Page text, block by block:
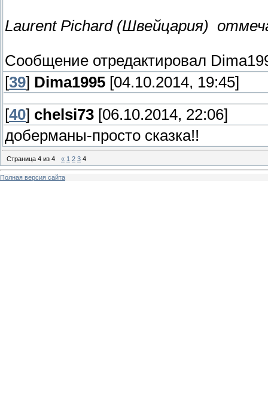
Laurent Pichard (Швейцария)
Сообщение отредактировал
[39] Dima1995 [04.10.2014, 19:45]
[40] chelsi73 [06.10.2014, 22:06]
доберманы-просто сказка!!
Страница 4 из 4 « 1 2 3 4
Полная версия сайта